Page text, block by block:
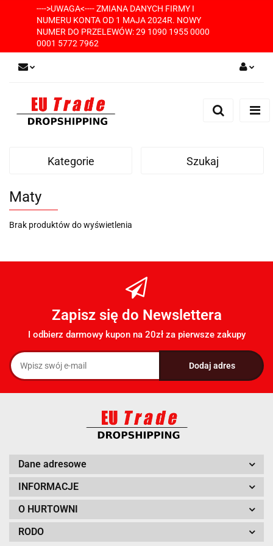
---->UWAGA<---- ZMIANA DANYCH FIRMY I
NUMERU KONTA OD 1 MAJA 2024R. NOWY
NUMER DO PRZELEWÓW: 29 1090 1955 0000
0001 5772 7962
Zarejestruj się
Kategorie Szukaj
Maty
Brak produktów do wyświetlenia
Zapisz się do Newslettera
I odbierz darmowy kupon na 20zł za pierwsze zakupy
Dane adresowe
INFORMACJE
O HURTOWNI
RODO